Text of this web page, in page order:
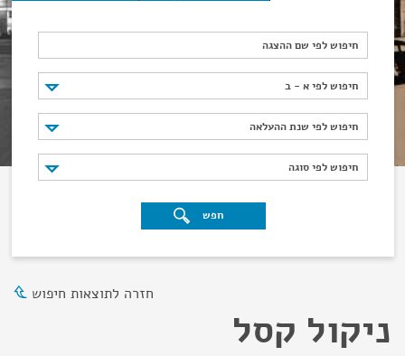
חיפוש לפי שם ההצגה
חיפוש לפי א - ב
חיפוש לפי א - ב
חיפוש לפי שנת ההעלאה
חיפוש לפי שנת ההעלאה
חיפוש לפי סוגה
חיפוש לפי סוגה
חפש
חזרה לתוצאות חיפוש
ניקול קסל